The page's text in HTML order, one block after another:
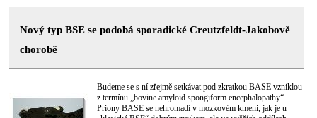
Nový typ BSE se podobá sporadické Creutzfeldt-Jakobově
chorobě
Budeme se s ní zřejmě setkávat pod zkratkou BASE vzniklou
z termínu „bovine amyloid spongiform encephalopathy“.
Priony BASE se nehromadí v mozkovém kmeni, jak je u